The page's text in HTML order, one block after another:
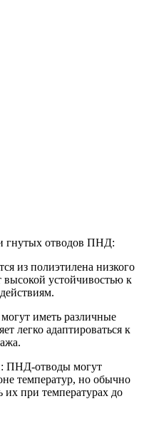
гнутых отводов ПНД:
из полиэтилена низкого
высокой устойчивостью к
иметь различные
легко адаптироваться к
ПНД-отводы могут
температур, но обычно
их при температурах до